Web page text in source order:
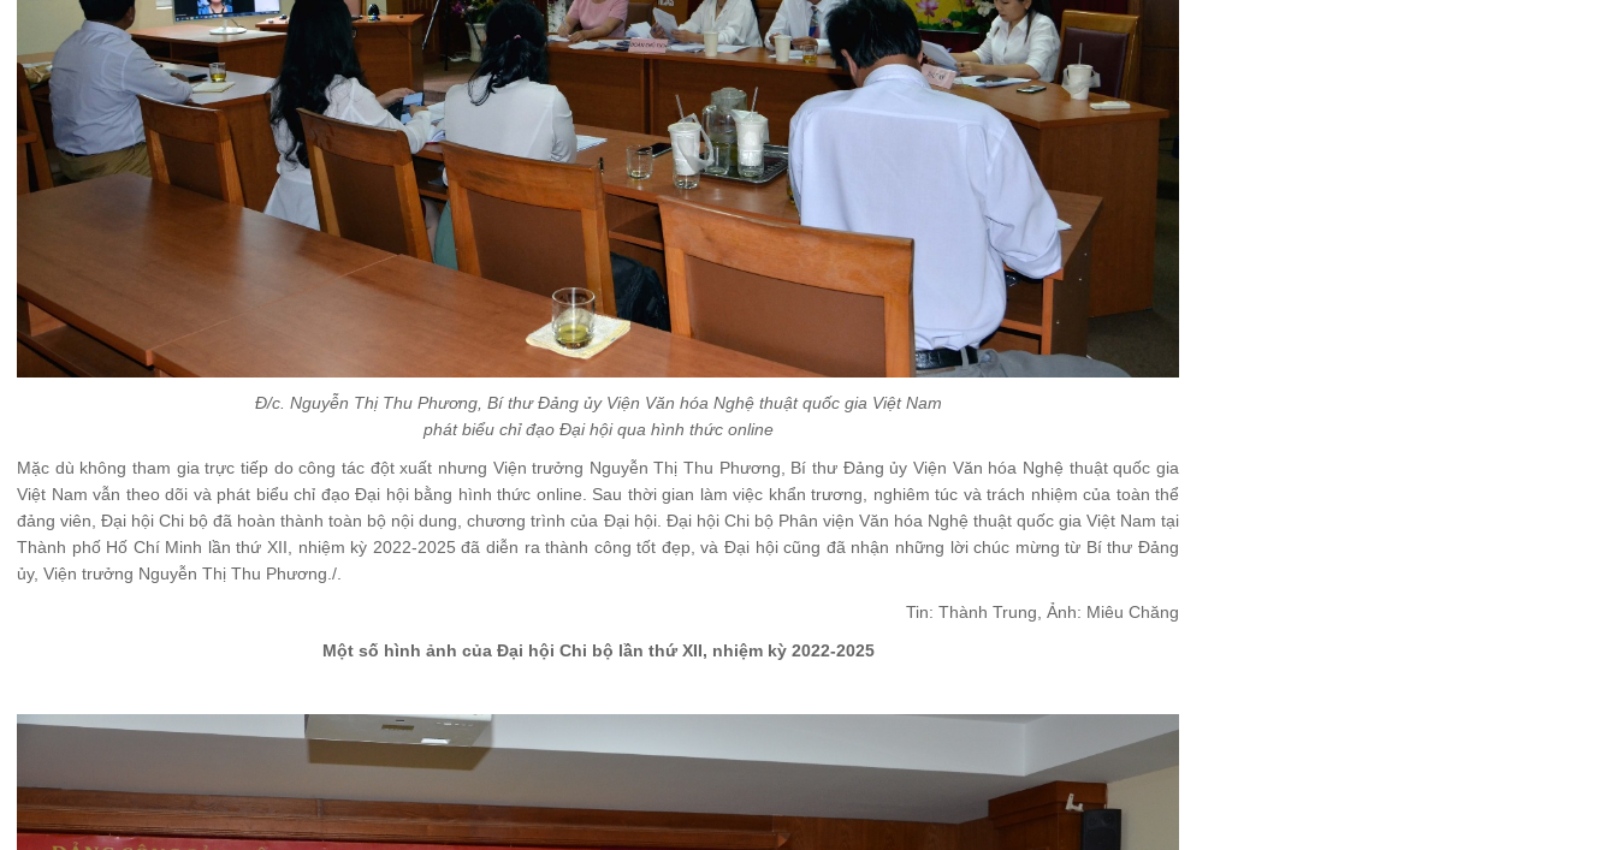
Đ/c. Nguyễn Thị Thu Phương, Bí thư Đảng ủy Viện Văn hóa Nghệ thuật quốc gia Việt Nam
phát biểu chỉ đạo Đại hội qua hình thức online
Mặc dù không tham gia trực tiếp do công tác đột xuất nhưng Viện trưởng Nguyễn Thị Thu Phương, Bí thư Đảng ủy Viện Văn hóa Nghệ thuật quốc gia
Việt Nam vẫn theo dõi và phát biểu chỉ đạo Đại hội bằng hình thức online. Sau thời gian làm việc khẩn trương, nghiêm túc và trách nhiệm của toàn thể
đảng viên, Đại hội Chi bộ đã hoàn thành toàn bộ nội dung, chương trình của Đại hội. Đại hội Chi bộ Phân viện Văn hóa Nghệ thuật quốc gia Việt Nam tại
Thành phố Hố Chí Minh lần thứ XII, nhiệm kỳ 2022-2025 đã diễn ra thành công tốt đẹp, và Đại hội cũng đã nhận những lời chúc mừng từ Bí thư Đảng
ủy, Viện trưởng Nguyễn Thị Thu Phương./.
Tin: Thành Trung, Ảnh: Miêu Chăng
Một số hình ảnh của Đại hội Chi bộ lần thứ XII, nhiệm kỳ 2022-2025